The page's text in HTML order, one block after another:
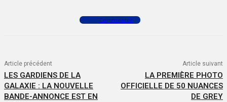
Commenter
Article précédent
LES GARDIENS DE LA
GALAXIE : LA NOUVELLE
BANDE-ANNONCE EST EN
Article suivant
LA PREMIÈRE PHOTO
OFFICIELLE DE 50 NUANCES
DE GREY